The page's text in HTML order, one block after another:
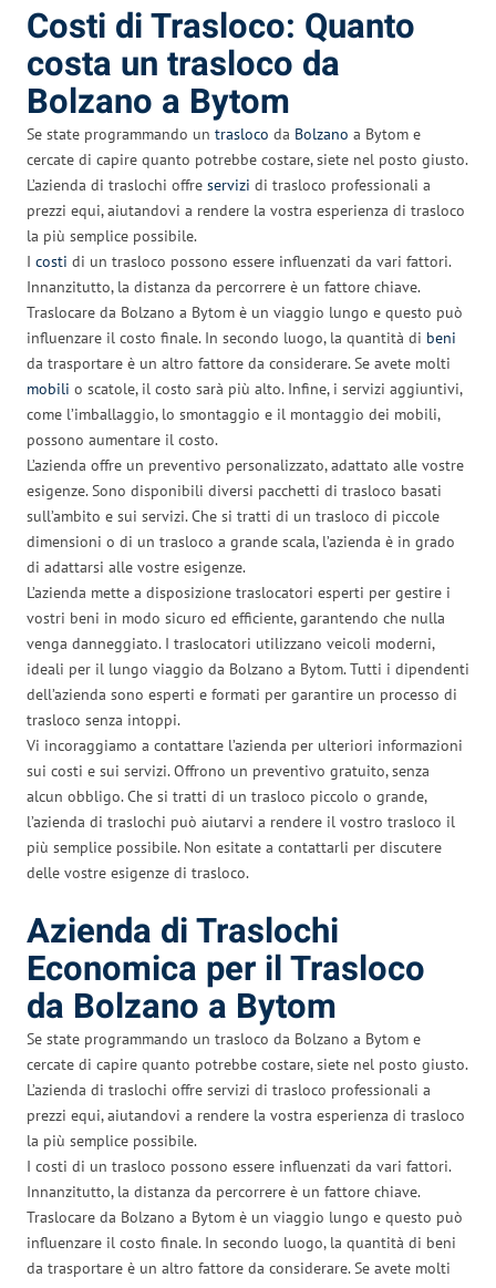
Costi di Trasloco: Quanto
costa un trasloco da
Bolzano a Bytom
Se state programmando un trasloco da Bolzano a Bytom e
cercate di capire quanto potrebbe costare, siete nel posto giusto.
L’azienda di traslochi offre servizi di trasloco professionali a
prezzi equi, aiutandovi a rendere la vostra esperienza di trasloco
la più semplice possibile.
I costi di un trasloco possono essere influenzati da vari fattori.
Innanzitutto, la distanza da percorrere è un fattore chiave.
Traslocare da Bolzano a Bytom è un viaggio lungo e questo può
influenzare il costo finale. In secondo luogo, la quantità di beni
da trasportare è un altro fattore da considerare. Se avete molti
mobili o scatole, il costo sarà più alto. Infine, i servizi aggiuntivi,
come l’imballaggio, lo smontaggio e il montaggio dei mobili,
possono aumentare il costo.
L’azienda offre un preventivo personalizzato, adattato alle vostre
esigenze. Sono disponibili diversi pacchetti di trasloco basati
sull’ambito e sui servizi. Che si tratti di un trasloco di piccole
dimensioni o di un trasloco a grande scala, l’azienda è in grado
di adattarsi alle vostre esigenze.
L’azienda mette a disposizione traslocatori esperti per gestire i
vostri beni in modo sicuro ed efficiente, garantendo che nulla
venga danneggiato. I traslocatori utilizzano veicoli moderni,
ideali per il lungo viaggio da Bolzano a Bytom. Tutti i dipendenti
dell’azienda sono esperti e formati per garantire un processo di
trasloco senza intoppi.
Vi incoraggiamo a contattare l’azienda per ulteriori informazioni
sui costi e sui servizi. Offrono un preventivo gratuito, senza
alcun obbligo. Che si tratti di un trasloco piccolo o grande,
l’azienda di traslochi può aiutarvi a rendere il vostro trasloco il
più semplice possibile. Non esitate a contattarli per discutere
delle vostre esigenze di trasloco.
Azienda di Traslochi
Economica per il Trasloco
da Bolzano a Bytom
Se state programmando un trasloco da Bolzano a Bytom e
cercate di capire quanto potrebbe costare, siete nel posto giusto.
L’azienda di traslochi offre servizi di trasloco professionali a
prezzi equi, aiutandovi a rendere la vostra esperienza di trasloco
la più semplice possibile.
I costi di un trasloco possono essere influenzati da vari fattori.
Innanzitutto, la distanza da percorrere è un fattore chiave.
Traslocare da Bolzano a Bytom è un viaggio lungo e questo può
influenzare il costo finale. In secondo luogo, la quantità di beni
da trasportare è un altro fattore da considerare. Se avete molti